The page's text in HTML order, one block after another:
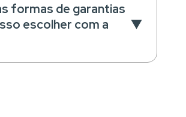
formas de garantias
escolher com a